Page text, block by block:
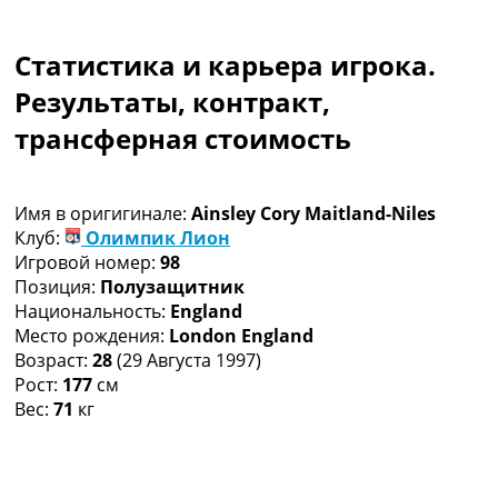
Чемпионат Мира
Украина. Премьер-Лига
Украина. Первая Лига
Лига Чемпионов
Другие Турниры >>>
Таблицы
Таблицы групп Чемпионата Мира
Украина. Премьер-Лига
Украина. Первая Лига
Лига Чемпионов. Таблицы групп
Англия. Премьер-Лига
Испания. Ла Лига
Статистика и карьера игрока.
Результаты, контракт,
трансферная стоимость
Имя в оригигинале: Ainsley Cory Maitland-Niles
Клуб:
Олимпик Лион
Игровой номер: 98
Позиция: Полузащитник
Национальность: England
Место рождения: London England
Возраст: 28(29 Августа 1997)
Рост: 177 см
Вес: 71 кг